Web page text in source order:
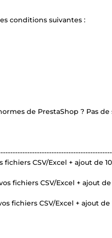
conditions suivantes :
de PrestaShop ? Pas
fichiers CSV/Excel + ajout de
fichiers CSV/Excel + ajout
fichiers CSV/Excel + ajout